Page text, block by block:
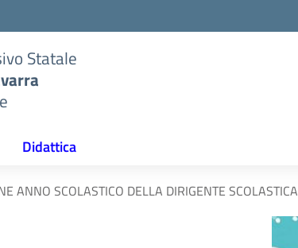
Statale
Didattica
ANNO SCOLASTICO DELLA DIRIGENTE SCOLASTICA